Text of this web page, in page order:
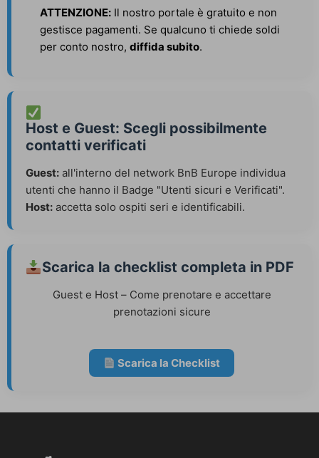
ATTENZIONE: Il nostro portale è gratuito e non
gestisce pagamenti. Se qualcuno ti chiede soldi
per conto nostro, diffida subito.
Host e Guest: Scegli possibilmente
contatti verificati
Guest: all'interno del network BnB Europe individua
utenti che hanno il Badge "Utenti sicuri e Verificati".
Host: accetta solo ospiti seri e identificabili.
Scarica la checklist completa in PDF
Guest e Host – Come prenotare e accettare
prenotazioni sicure
Scarica la Checklist